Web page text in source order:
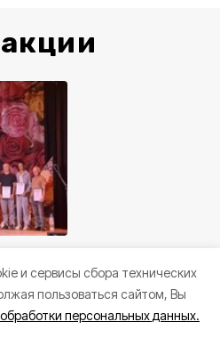
и сервисы сбора технических
пользоваться сайтом, Вы
персональных данных.
Грайворонские
вручили награды
спорта